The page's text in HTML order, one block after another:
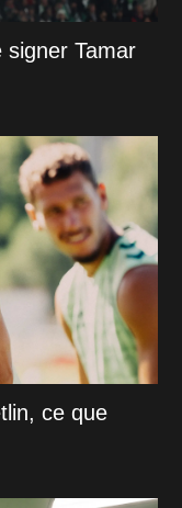
signer Tamar
ce que